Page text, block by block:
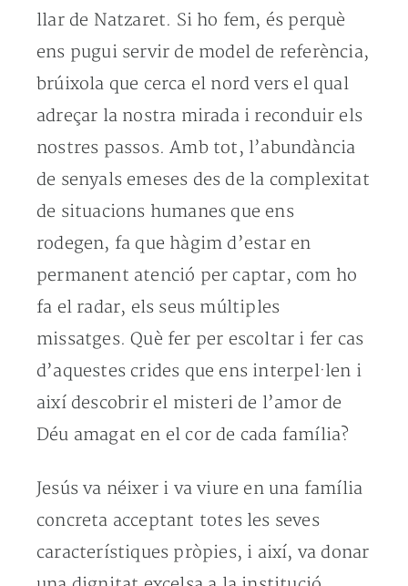
llar de Natzaret. Si ho fem, és perquè
ens pugui servir de model de referència,
brúixola que cerca el nord vers el qual
adreçar la nostra mirada i reconduir els
nostres passos. Amb tot, l’abundància
de senyals emeses des de la complexitat
de situacions humanes que ens
rodegen, fa que hàgim d’estar en
permanent atenció per captar, com ho
fa el radar, els seus múltiples
missatges. Què fer per escoltar i fer cas
d’aquestes crides que ens interpel·len i
així descobrir el misteri de l’amor de
Déu amagat en el cor de cada família?
Jesús va néixer i va viure en una família
concreta acceptant totes les seves
característiques pròpies, i així, va donar